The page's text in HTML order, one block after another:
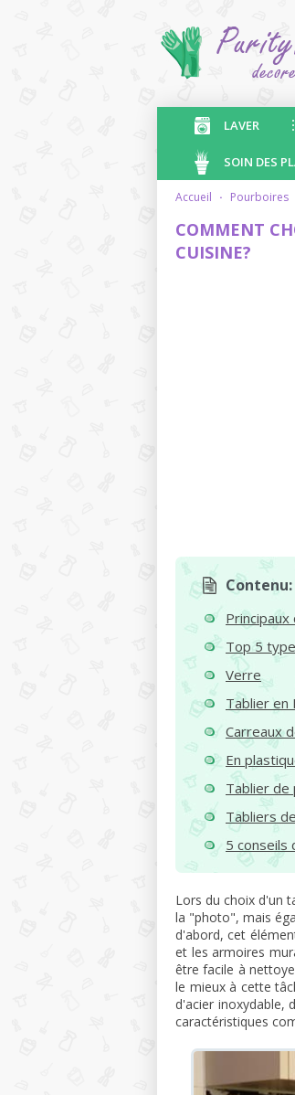
LAVER
SOIN DES
accueil · pourboires
COMMENT
CUISINE?
Contenu:
Top 5
Verre
Tablier en
Carreaux
En
Tablier de
Tabliers
5 conseils
Lors du choix d'un
la "photo", mais
d'abord, cet
et les armoires
être facile à
le mieux à cette
d'acier inoxydable,
caractéristiques